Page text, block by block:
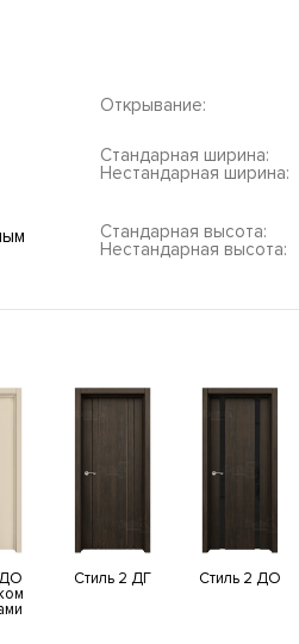
Открывание:
Стандарная ширина:
Нестандарная ширина:
Стандарная высота:
Нестандарная высота:
ДО
Стиль 2 ДГ Стиль 2 ДО